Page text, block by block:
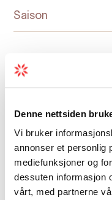
Denne nettsiden
Vi bruker
annonser et personlig
mediefunksjoner og
dessuten informasjon
vårt, med partnerne
Besuch im
verbringen Sie
Dauer:3
Wanderung mit
auf eine
Folgefonna-
einem Husky
Saison
Karte